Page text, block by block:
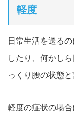
軽度
日常生活を送る
したり
、何かし
っくり腰の状態
軽度の症状の場